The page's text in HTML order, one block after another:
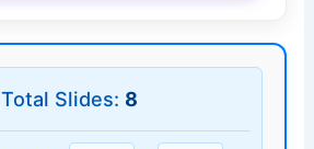
Total Slides: 8